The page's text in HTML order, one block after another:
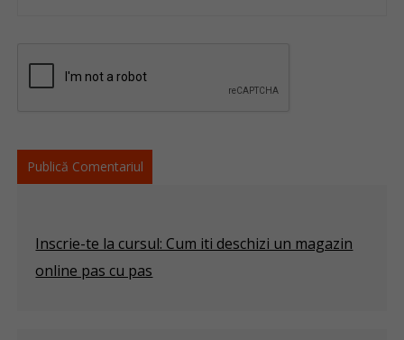
Inscrie-te la cursul: Cum iti deschizi un magazin
online pas cu pas